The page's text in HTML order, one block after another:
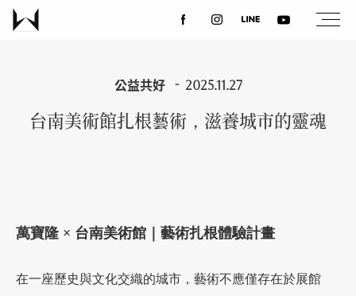
最新消息
課程講座
公益共好 2025.11.27
台南美術館扎根藝術，滋養城市的靈魂
萬寶隆 × 台南美術館｜藝術扎根體驗計畫
在一座歷史與文化交織的城市，藝術不應僅存在於展館